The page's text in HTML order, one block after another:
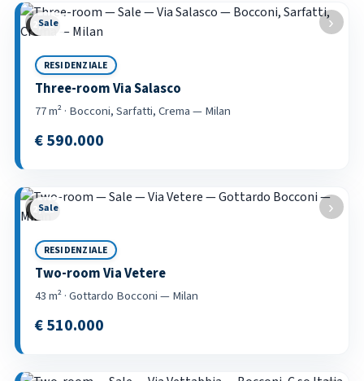
Property listings
‹ ›
3 / 21
Sale
RESIDENZIALE
Three-room Via Salasco
77 m² · Bocconi, Sarfatti, Crema — Milan
€ 590.000
‹ ›
3 / 22
Sale
RESIDENZIALE
Two-room Via Vetere
43 m² · Gottardo Bocconi — Milan
€ 510.000